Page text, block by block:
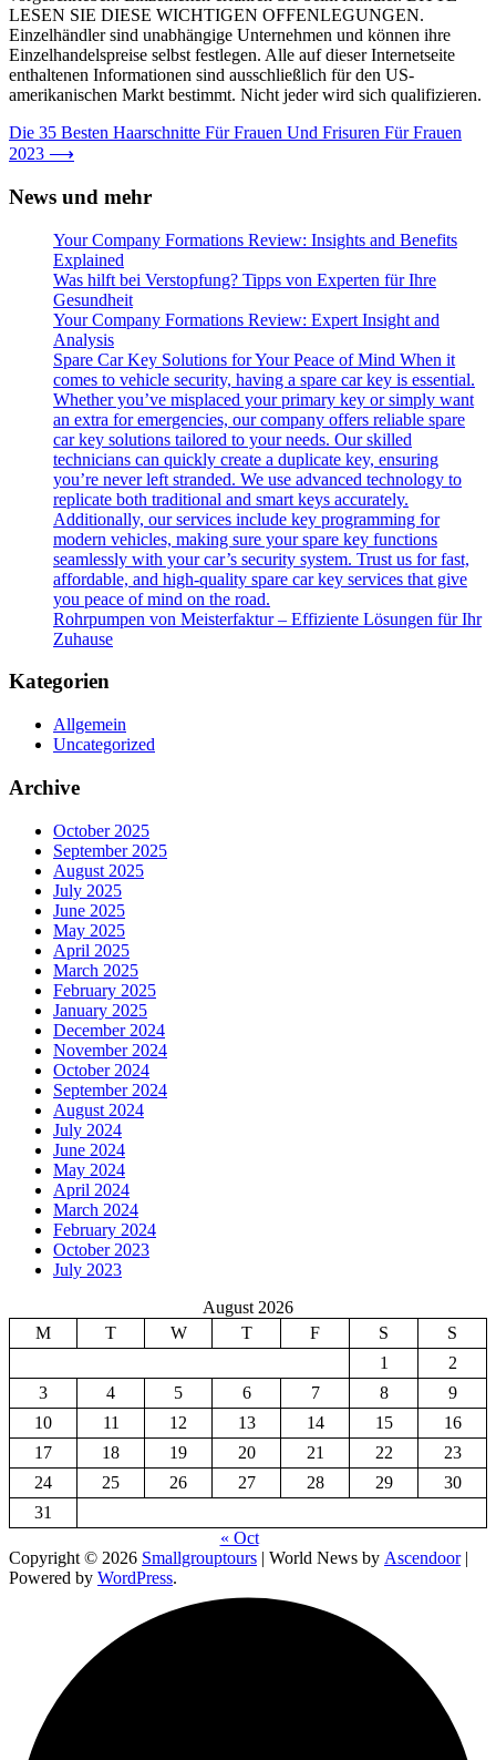
LESEN SIE DIESE WICHTIGEN OFFENLEGUNGEN.
Einzelhändler sind unabhängige Unternehmen und können ihre
Einzelhandelspreise selbst festlegen. Alle auf dieser Internetseite
enthaltenen Informationen sind ausschließlich für den US-
amerikanischen Markt bestimmt. Nicht jeder wird sich qualifizieren.
Post
navigation
Die 35 Besten Haarschnitte Für Frauen Und Frisuren Für Frauen
2023 ⟶
News und mehr
Your Company Formations Review: Insights and Benefits
Explained
Was hilft bei Verstopfung? Tipps von Experten für Ihre
Gesundheit
Your Company Formations Review: Expert Insight and
Analysis
Spare Car Key Solutions for Your Peace of Mind When it
comes to vehicle security, having a spare car key is essential.
Whether you’ve misplaced your primary key or simply want
an extra for emergencies, our company offers reliable spare
car key solutions tailored to your needs. Our skilled
technicians can quickly create a duplicate key, ensuring
you’re never left stranded. We use advanced technology to
replicate both traditional and smart keys accurately.
Additionally, our services include key programming for
modern vehicles, making sure your spare key functions
seamlessly with your car’s security system. Trust us for fast,
affordable, and high-quality spare car key services that give
you peace of mind on the road.
Rohrpumpen von Meisterfaktur – Effiziente Lösungen für Ihr
Zuhause
Kategorien
Allgemein
Uncategorized
Archive
October 2025
September 2025
August 2025
July 2025
June 2025
May 2025
April 2025
March 2025
February 2025
January 2025
December 2024
November 2024
October 2024
September 2024
August 2024
July 2024
June 2024
May 2024
April 2024
March 2024
February 2024
October 2023
July 2023
August 2026
M
T W T F S
S
1
2
3
4 5 6 7 8
9
10
11 12 13 14 15
16
17
18 19 20 21 22
23
24
25 26 27 28 29
30
31
« Oct
Copyright © 2026 Smallgrouptours | World News by Ascendoor|
Powered by WordPress.